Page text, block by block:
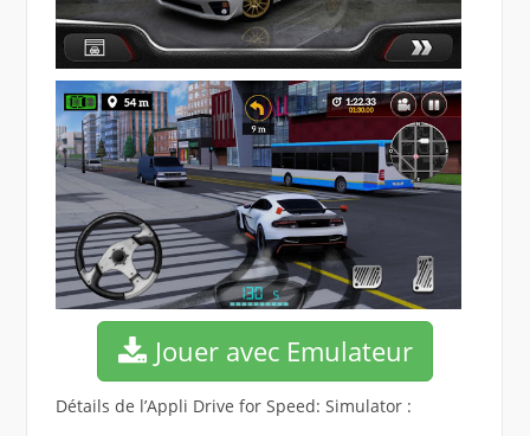
Jouer avec Emulateur
Détails de l’Appli Drive for Speed: Simulator :